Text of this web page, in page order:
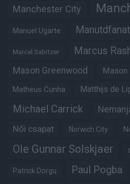
Manchester City
Manuel Ugarte
Marcel Sabitzer Marcus
Mason Greenwood Mason
Matheus Cunha Matthijs de
Michael Carrick
Női csapat Norwich City
Ole Gunnar Solskjaer
Patrick Dorgu Paul Pogba